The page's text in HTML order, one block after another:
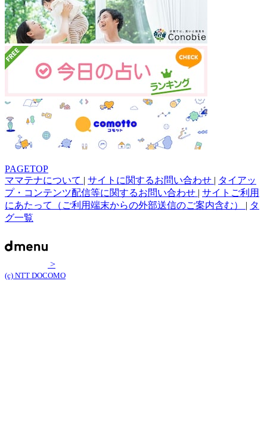
PAGETOP
ママテナについて | サイトに関するお問い合わせ | タイアッ
プ・コンテンツ配信等に関するお問い合わせ | サイトご利用
にあたって（ご利用端末からの外部送信のご案内含む） | タ
グ一覧
>
(c) NTT DOCOMO